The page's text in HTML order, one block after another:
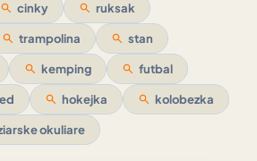
search cinky search ruksak
search trampolina search stan
search kemping search futbal
search hokejka search kolobezka
okuliare